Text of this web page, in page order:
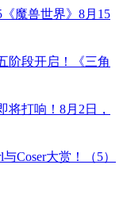
魔兽世界》8月15
阶段开启！《三角
将打响！8月2日，
Coser大赏！（5）